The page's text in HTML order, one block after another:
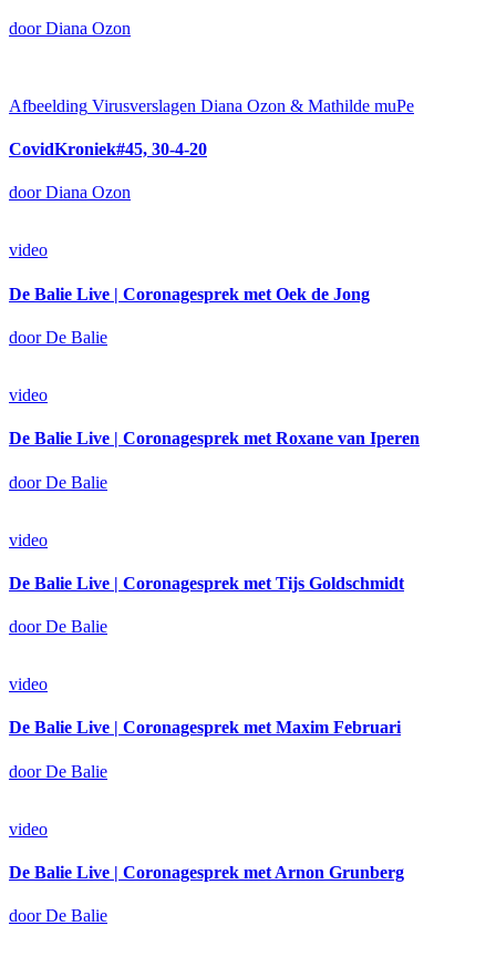
door Diana Ozon
Afbeelding Virusverslagen Diana Ozon & Mathilde muPe
CovidKroniek#45, 30-4-20
door Diana Ozon
video
De Balie Live | Coronagesprek met Oek de Jong
door De Balie
video
De Balie Live | Coronagesprek met Roxane van Iperen
door De Balie
video
De Balie Live | Coronagesprek met Tijs Goldschmidt
door De Balie
video
De Balie Live | Coronagesprek met Maxim Februari
door De Balie
video
De Balie Live | Coronagesprek met Arnon Grunberg
door De Balie